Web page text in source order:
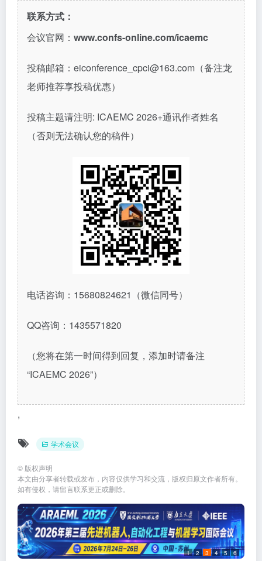
联系方式：
会议官网： www.confs-online.com/icaemc
投稿邮箱： eiconference_cpci@163.com（备注龙
老师推荐享投稿优惠）
投稿主题请注明: ICAEMC 2026+通讯作者姓名
（否则无法确认您的稿件）
电话咨询： 15680824621 （微信同号）
QQ咨询： 1435571820
（您将在第一时间得到回复，添加时请备注
“ICAEMC 2026”）
,
学术会议
© 版权声明
本文由分享者转载或发布，内容仅供学习和交流，版权归原文作者所有。
如有侵权，请留言联系更正或删除。
1 2 3 4 5 6